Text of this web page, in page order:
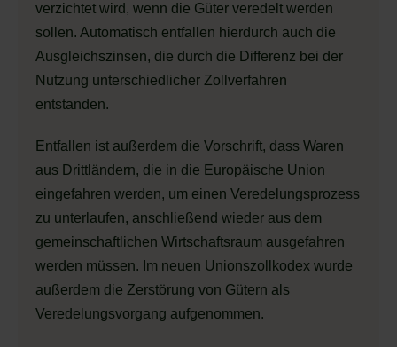
verzichtet wird, wenn die Güter veredelt werden
sollen. Automatisch entfallen hierdurch auch die
Ausgleichszinsen, die durch die Differenz bei der
Nutzung unterschiedlicher Zollverfahren
entstanden.
Entfallen ist außerdem die Vorschrift, dass Waren
aus Drittländern, die in die Europäische Union
eingefahren werden, um einen Veredelungsprozess
zu unterlaufen, anschließend wieder aus dem
gemeinschaftlichen Wirtschaftsraum ausgefahren
werden müssen. Im neuen Unionszollkodex wurde
außerdem die Zerstörung von Gütern als
Veredelungsvorgang aufgenommen.